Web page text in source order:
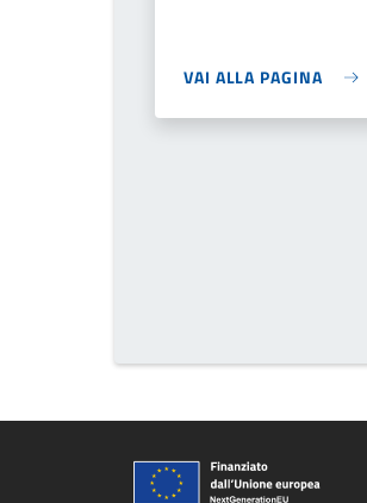
VAI ALLA PAGINA